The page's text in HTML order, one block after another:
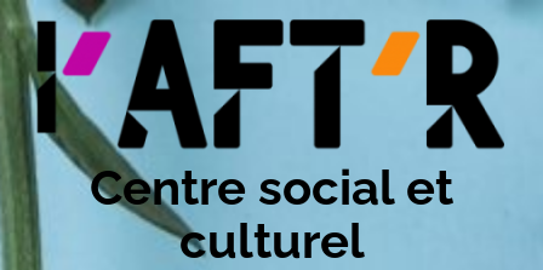
Skip
to
content
Centre social et
culturel